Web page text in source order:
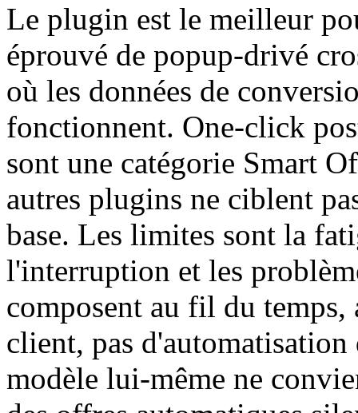
Le plugin est le meilleur
éprouvé de popup-drivé
où les données de
fonctionnent. One-click
sont une catégorie Smart
autres plugins ne ciblent
base. Les limites sont la
l'interruption et les
composent au fil du
client, pas
modèle lui-même ne